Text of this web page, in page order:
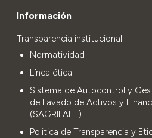
Información
Transparencia institucional
Normatividad
Línea ética
Sistema de Autocontrol y
de Lavado de Activos y
(SAGRILAFT)
Politica de Transparencia y